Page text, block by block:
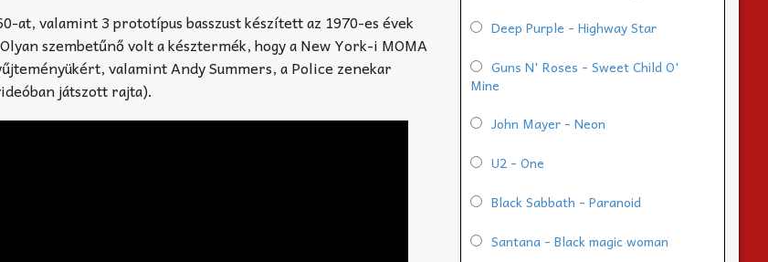
at, valamint 3 prototípus basszust készített az 1970-es évek
szembetűnő volt a késztermék, hogy a New York-i MOMA
valamint Andy Summers, a Police zenekar
játszott rajta).
Deep Purple - Highway Star
Guns N' Roses - Sweet Child O'
Mine
John Mayer - Neon
U2 - One
Black Sabbath - Paranoid
Santana - Black magic woman